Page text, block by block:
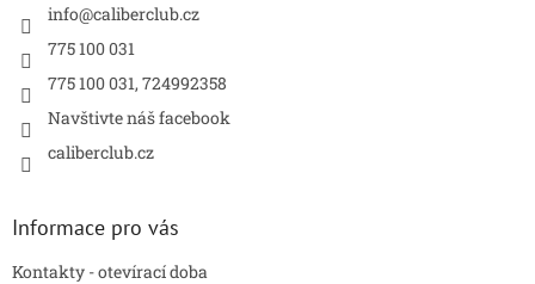
info@caliberclub.cz
775 100 031
775 100 031, 724992358
Navštivte náš facebook
caliberclub.cz
Informace pro vás
Kontakty - otevírací doba